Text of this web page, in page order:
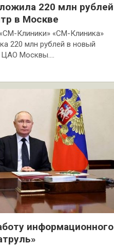
220 млн рублей
в Москве
Клиники» «СМ-Клиника»
220 млн рублей в новый
Москвы.…
информационного